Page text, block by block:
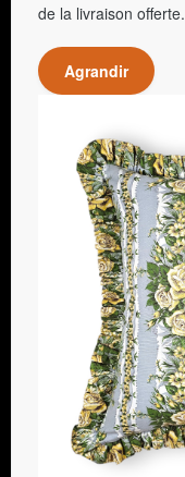
de la livraison offerte.
Agrandir